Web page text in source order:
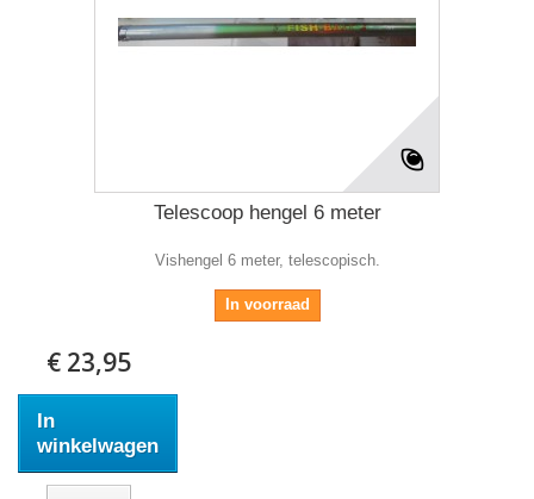
Telescoop hengel 6 meter
Vishengel 6 meter, telescopisch.
In voorraad
€ 23,95
In
winkelwagen